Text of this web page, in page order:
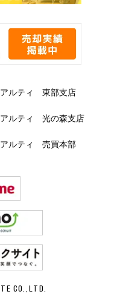
アルティ 東部支店
ルティ 光の森支店
アルティ 売買本部
CO.,LTD.